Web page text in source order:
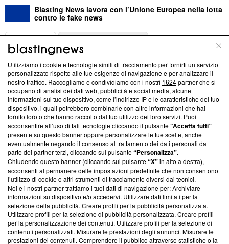
Blasting News lavora con l’Unione Europea nella lotta
contro le fake news
ABOUT
Questa sezione offre informazioni trasparenti su Blasting
News, sui nostri processi editoriali e su come ci impegniamo a
creare news di qualità. Inoltre, afferma la nostra aderenza a
‘Trust Project - News with Integrity’Blasting News non è
ancora membro del programma, ma ha richiesto di farne
parte; Trust Project non ha ancora effettuato una verifica di
conformità agli standard.
Su di noi
Team editoriale
Corporate
Redazione
Informativa Privacy
Utilizziamo i cookie e tecnologie simili di tracciamento per fornirti un servizio
personalizzato rispetto alle tue esigenze di navigazione e per analizzare il
nostro traffico. Raccogliamo e condividiamo con i nostri 1624partner che si
occupano di analisi dei dati web, pubblicità e social media, alcune
informazioni sul tuo dispositivo, come l’indirizzo IP e le caratteristiche del tuo
dispositivo, i quali potrebbero combinarle con altre informazioni che hai
fornito loro o che hanno raccolto dal tuo utilizzo dei loro servizi. Puoi
acconsentire all’uso di tali tecnologie cliccando il pulsante“Accetta tutti”
presente su questo banner oppure personalizzare le tue scelte, anche
eventualmente negando il consenso al trattamento dei dati personali da
parte dei partner terzi, cliccando sul pulsante“Personalizza”.
Chiudendo questo banner (cliccando sul pulsante“X”in alto a destra),
acconsenti al permanere delle impostazioni predefinite che non consentono
l’utilizzo di cookie o altri strumenti di tracciamento diversi dai tecnici.
Noi e i nostri partner trattiamo i tuoi dati di navigazione per: Archiviare
informazioni su dispositivo e/o accedervi. Utilizzare dati limitati per la
selezione della pubblicità. Creare profili per la pubblicità personalizzata.
Utilizzare profili per la selezione di pubblicità personalizzata. Creare profili
per la personalizzazione dei contenuti. Utilizzare profili per la selezione di
contenuti personalizzati. Misurare le prestazioni degli annunci. Misurare le
prestazioni dei contenuti. Comprendere il pubblico attraverso statistiche o la